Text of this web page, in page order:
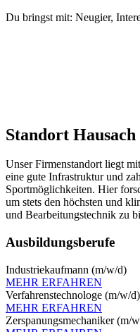
Du bringst mit: Neugier,
Standort Hausach
Unser Firmenstandort liegt
eine gute Infrastruktur und
Sportmöglichkeiten. Hier
um stets den höchsten und
und Bearbeitungstechnik zu
Ausbildungsberufe
Industriekaufmann (m/w/d)
MEHR ERFAHREN
Verfahrenstechnologe (m/w/d)
MEHR ERFAHREN
Zerspanungsmechaniker (m/